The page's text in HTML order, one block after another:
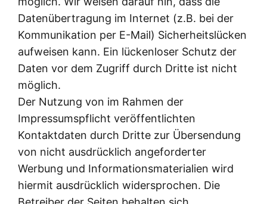
Datenübertragung im Internet (z.B. bei der
Kommunikation per E-Mail) Sicherheitslücken
aufweisen kann. Ein lückenloser Schutz der
Daten vor dem Zugriff durch Dritte ist nicht
möglich.
Der Nutzung von im Rahmen der
Impressumspflicht veröffentlichten
Kontaktdaten durch Dritte zur Übersendung
von nicht ausdrücklich angeforderter
Werbung und Informationsmaterialien wird
hiermit ausdrücklich widersprochen. Die